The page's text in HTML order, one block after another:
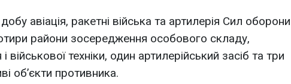
авіація, ракетні війська та артилерія Сил оборони
райони зосередження особового складу,
військової техніки, один артилерійський засіб та три
об’єкти противника.